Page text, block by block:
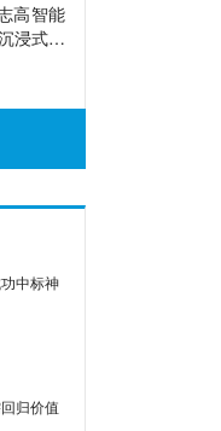
高智能
浸式破
中标神
归价值